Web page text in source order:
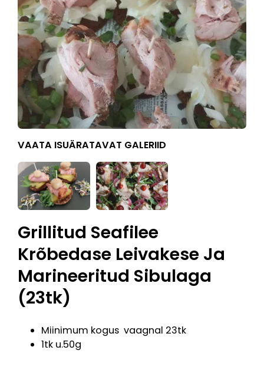
VAATA ISUÄRATAVAT GALERIID
Grillitud Seafilee
Krõbedase Leivakese Ja
Marineeritud Sibulaga
(23tk)
Miinimum kogus vaagnal 23tk
1tk u.50g